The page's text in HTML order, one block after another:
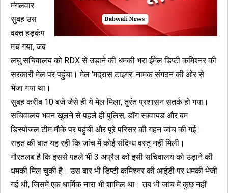
मंगलवार
सुबह उस
वक्त हड़कंप
मच गया, जब
लघु सचिवालय को RDX से उड़ाने की धमकी भरा ईमेल डिप्टी कमिश्नर की
सरकारी मेल पर पहुंचा। मेल 'मद्रास टाइगर' नामक संगठन की ओर से
भेजा गया था।
सुबह करीब 10 बजे जैसे ही ये मेल मिला, तुरंत प्रशासन सतर्क हो गया।
सचिवालय भवन खुलने से पहले ही पुलिस, डॉग स्क्वायड और बम
डिस्पोजल टीम मौके पर पहुंची और पूरे परिसर की गहन जांच की गई।
राहत की बात यह रही कि जांच में कोई संदिग्ध वस्तु नहीं मिली।
गौरतलब है कि इससे पहले भी 3 अप्रैल को इसी सचिवालय को उड़ाने की
धमकी मिल चुकी है। उस बार भी डिप्टी कमिश्नर की आईडी पर धमकी भेजी
गई थी, जिसमें एक धार्मिक नारा भी शामिल था। तब भी जांच में कुछ नहीं